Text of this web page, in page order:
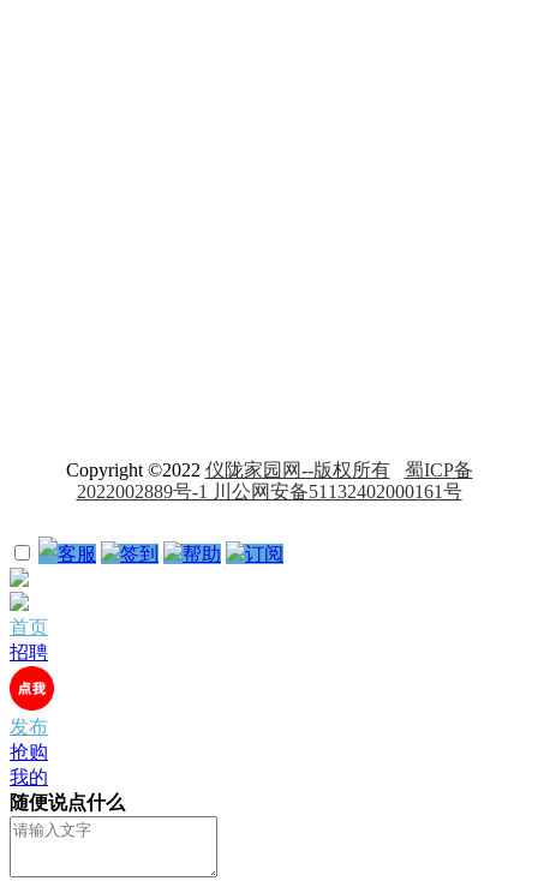
Copyright ©2022 仪陇家园网--版权所有
蜀ICP备
2022002889号-1 川公网安备51132402000161号
客服 签到 帮助 订阅
首页
招聘
发布
抢购
我的
随便说点什么